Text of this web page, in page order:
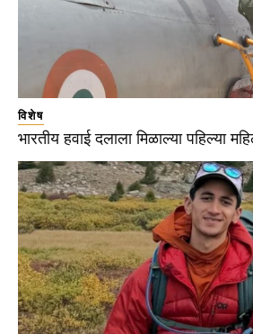
विशेष
भारतीय हवाई दलाला मिळाल्या पहिल्या